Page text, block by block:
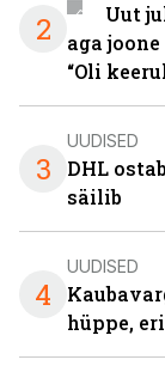
2
Uut
aga
“Oli
3
UUDISED
DHL
säilib
4
UUDISED
hüppe,